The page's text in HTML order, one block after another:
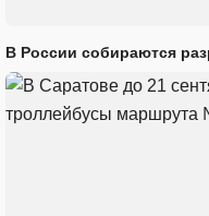
В России собираются